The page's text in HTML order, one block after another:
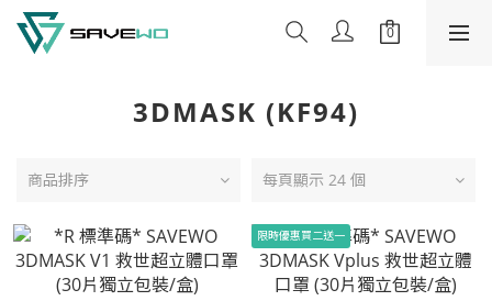
3DMASK (KF94)
商品排序 每頁顯示 24 個
限時優惠買二送一